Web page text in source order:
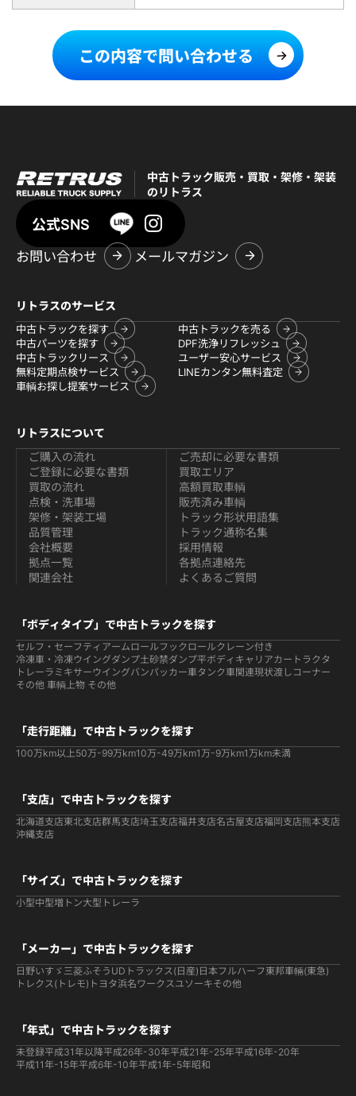
この内容で問い合わせる
中古トラック販売・買取・架修・架装
のリトラス
公式SNS
お問い合わせ
メールマガジン
リトラスのサービス
中古トラックを探す
中古トラックを売る
中古パーツを探す
DPF洗浄リフレッシュ
中古トラックリース
ユーザー安心サービス
無料定期点検サービス
LINEカンタン無料査定
車輌お探し提案サービス
リトラスについて
ご購入の流れ
ご登録に必要な書類
買取の流れ
ご売却に必要な書類
買取エリア
高額買取車輌
点検・洗車場
架修・架装工場
品質管理
販売済み車輌
トラック形状用語集
トラック通称名集
会社概要
拠点一覧
関連会社
採用情報
各拠点連絡先
よくあるご質問
「ボディタイプ」で中古トラックを探す
セルフ・セーフティ アームロールフックロールクレーン付き
冷凍車・冷凍ウイングダンプ土砂禁ダンプ平ボディ キャリアカー トラクタ
トレーラ ミキサーウイングバンパッカー車タンク車関連現状渡しコーナー
その他 車輌 上物 その他
「走行距離」で中古トラックを探す
100万km以上50万-99万km10万-49万km1万-9万km1万km未満
「支店」で中古トラックを探す
北海道支店東北支店群馬支店埼玉支店福井支店名古屋支店福岡支店熊本支店
沖縄支店
「サイズ」で中古トラックを探す
小型中型増トン大型 トレーラ
「メーカー」で中古トラックを探す
日野いすゞ 三菱ふそう UDトラックス(日産) 日本フルハーフ 東邦車輛(東急)
トレクス(トレモ) トヨタ浜名ワークス ユソーキその他
「年式」で中古トラックを探す
未登録平成31年以降平成26年-30年平成21年-25年平成16年-20年
平成11年-15年平成6年-10年平成1年-5年昭和